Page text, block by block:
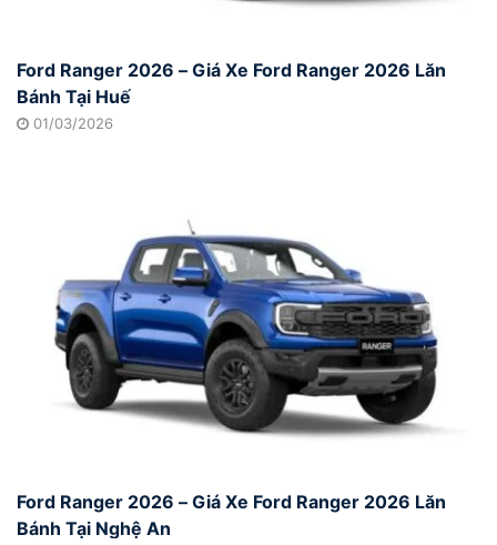
Ford Ranger 2026 – Giá Xe Ford Ranger 2026 Lăn
Bánh Tại Huế
01/03/2026
Ford Ranger 2026 – Giá Xe Ford Ranger 2026 Lăn
Bánh Tại Nghệ An